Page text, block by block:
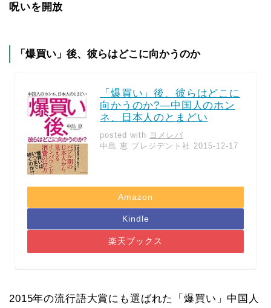
呪いを開放
「爆買い」後、彼らはどこに向かうのか
「爆買い」後、彼らはどこに
向かうのか?―中国人のホン
ネ、日本人のとまどい
posted with ヨメレバ
中島 恵 プレジデント社 2015-12-17
Amazon
Kindle
楽天ブックス
2015年の流行語大賞にも選ばれた「爆買い」中国人